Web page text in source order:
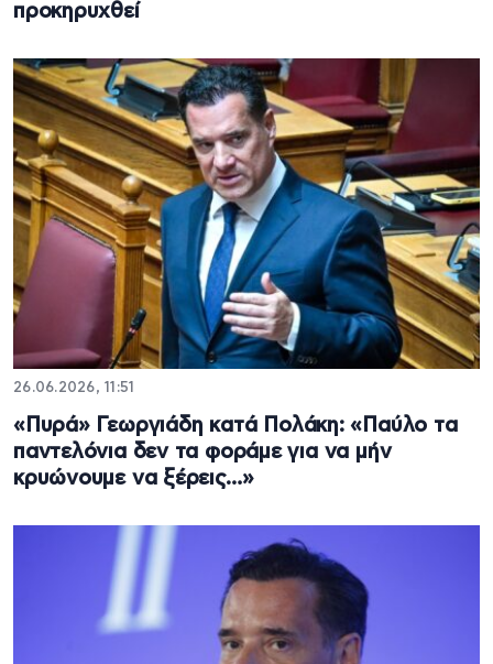
προκηρυχθεί
26.06.2026, 11:51
«Πυρά» Γεωργιάδη κατά Πολάκη: «Παύλο τα
παντελόνια δεν τα φοράμε για να μήν
κρυώνουμε να ξέρεις…»